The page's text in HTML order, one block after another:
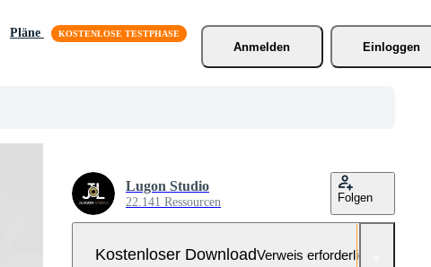
Pläne
Anmelden
Einloggen
Lugon Studio
22.141 Ressourcen Folgen
Kostenloser DownloadVerweis erforderlich